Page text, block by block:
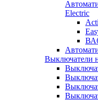
Electric
Выключатели